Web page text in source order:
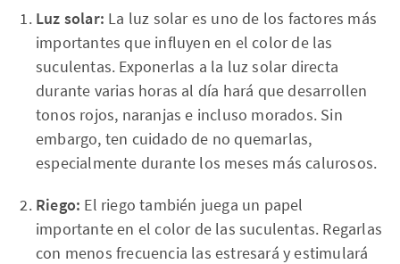
Luz solar: La luz solar es uno de los factores más
importantes que influyen en el color de las
suculentas. Exponerlas a la luz solar directa
durante varias horas al día hará que desarrollen
tonos rojos, naranjas e incluso morados. Sin
embargo, ten cuidado de no quemarlas,
especialmente durante los meses más calurosos.
Riego: El riego también juega un papel
importante en el color de las suculentas. Regarlas
con menos frecuencia las estresará y estimulará